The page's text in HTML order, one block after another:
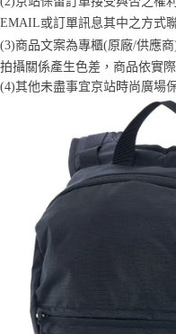
「AFTEE先享後付」，若未經
任。
４．使用「AFTEE先享後付」
時審查核予不同之上限額度；若
請求用戶進行身份認證。
５．嚴禁一人註冊多個帳號或使
恩沛科技股份有限公司將有權
EMAIL或訂單訊息其中之方式
(3)商品文案為專櫃(原廠/供應
拍攝關係產生色差，商品依實
(4)其他未盡事宜京站時尚廣場